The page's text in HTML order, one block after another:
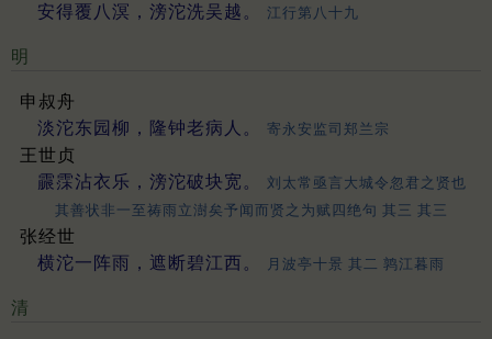
安得覆八溟，滂沱洗吴越。
江行第八十九
明
申叔舟
淡沱东园柳，隆钟老病人。
寄永安监司郑兰宗
王世贞
霢霂沾衣乐，滂沱破块宽。
刘太常亟言大城令忽君之贤也
其善状非一至祷雨立澍矣予闻而贤之为赋四绝句 其三 其三
张经世
横沱一阵雨，遮断碧江西。
月波亭十景 其二 鹑江暮雨
清